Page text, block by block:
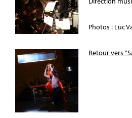
Photos : Luc
Retour vers